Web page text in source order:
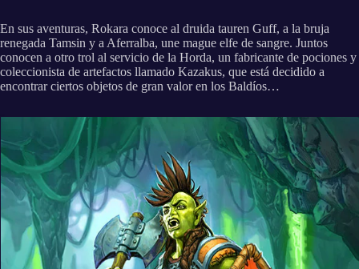
En sus aventuras, Rokara conoce al druida tauren Guff, a la bruja
renegada Tamsin y a Aferralba, une mague elfe de sangre. Juntos
conocen a otro trol al servicio de la Horda, un fabricante de pociones y
coleccionista de artefactos llamado Kazakus, que está decidido a
encontrar ciertos objetos de gran valor en los Baldíos…